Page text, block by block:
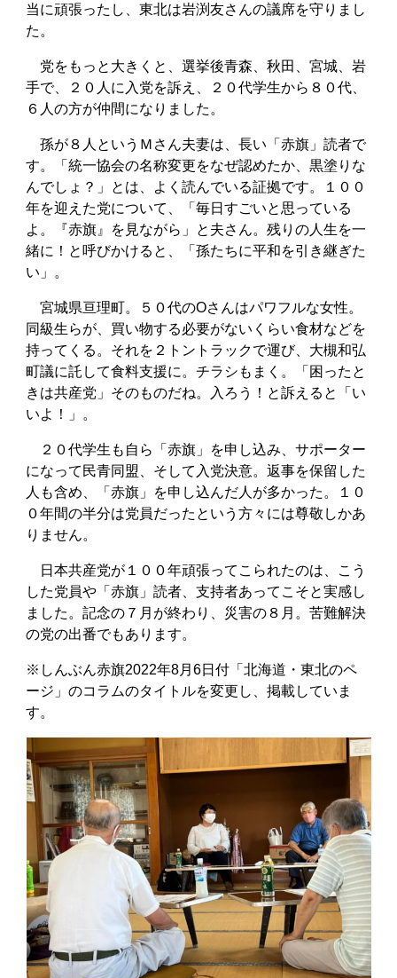
当に頑張ったし、東北は岩渕友さんの議席を守りまし
た。
党をもっと大きくと、選挙後青森、秋田、宮城、岩
手で、２０人に入党を訴え、２０代学生から８０代、
６人の方が仲間になりました。
孫が８人というＭさん夫妻は、長い「赤旗」読者で
す。「統一協会の名称変更をなぜ認めたか、黒塗りな
んでしょ？」とは、よく読んでいる証拠です。１００
年を迎えた党について、「毎日すごいと思っている
よ。『赤旗』を見ながら」と夫さん。残りの人生を一
緒に！と呼びかけると、「孫たちに平和を引き継ぎた
い」。
宮城県亘理町。５０代のOさんはパワフルな女性。
同級生らが、買い物する必要がないくらい食材などを
持ってくる。それを２トントラックで運び、大槻和弘
町議に託して食料支援に。チラシもまく。「困ったと
きは共産党」そのものだね。入ろう！と訴えると「い
いよ！」。
２０代学生も自ら「赤旗」を申し込み、サポーター
になって民青同盟、そして入党決意。返事を保留した
人も含め、「赤旗」を申し込んだ人が多かった。１０
０年間の半分は党員だったという方々には尊敬しかあ
りません。
日本共産党が１００年頑張ってこられたのは、こう
した党員や「赤旗」読者、支持者あってこそと実感し
ました。記念の７月が終わり、災害の８月。苦難解決
の党の出番でもあります。
※しんぶん赤旗2022年8月6日付「北海道・東北のペ
ージ」のコラムのタイトルを変更し、掲載していま
す。